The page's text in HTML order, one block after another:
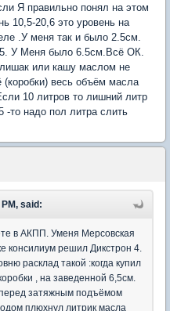
Я правильно понял на этом
10,5-20,6 это уровень на
.У меня так и было 2.5см.
У Меня было 6.5см.Всё ОК.
или кашу маслом не
(коробки) весь объём масла
10 литров то лишний литр
-то надо пол литра слить
said:
в АКПП. Уменя Мерсовская
консилиум решил Дикстрон 4.
расклад такой :когда купил
, на заведенной 6,5см.
затяжным подъёмом
плюхнул литрик масла